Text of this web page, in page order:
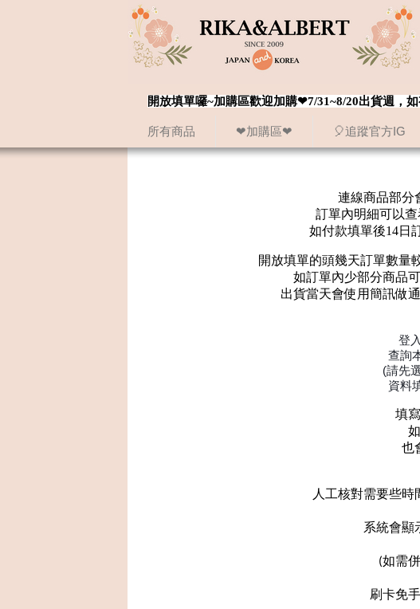
所有商品 ❤加購區❤ 🎈追蹤官方IG
開放填單囉~加購區歡迎加購❤7/31~8/20出貨週，